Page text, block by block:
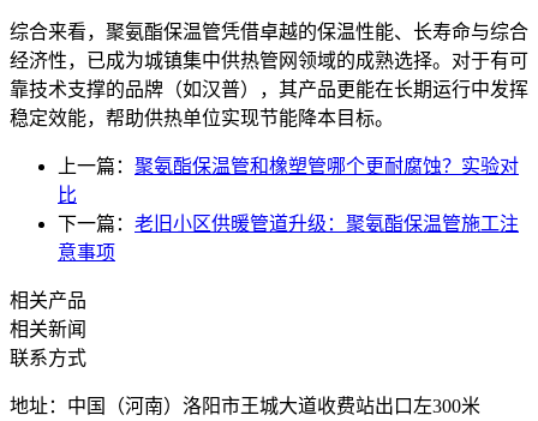
综合来看，聚氨酯保温管凭借卓越的保温性能、长寿命与综合
经济性，已成为城镇集中供热管网领域的成熟选择。对于有可
靠技术支撑的品牌（如汉普），其产品更能在长期运行中发挥
稳定效能，帮助供热单位实现节能降本目标。
上一篇： 聚氨酯保温管和橡塑管哪个更耐腐蚀？实验对
比
下一篇： 老旧小区供暖管道升级：聚氨酯保温管施工注
意事项
相关产品
相关新闻
联系方式
地址：中国（河南）洛阳市王城大道收费站出口左300米